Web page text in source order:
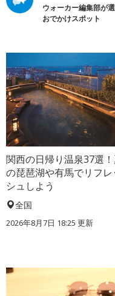
ウォーカー編集部が
おでかけスポット
関西の日帰り温泉37選
の琵琶湖や有馬でリフレ
シュしよう
全国
2026年8月7日 18:25 更新